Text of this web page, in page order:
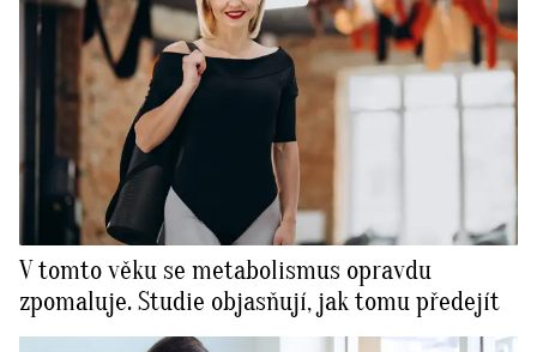
V tomto věku se metabolismus opravdu
zpomaluje. Studie objasňují, jak tomu předejít